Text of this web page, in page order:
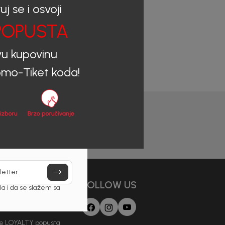
LOYALTY popusta
FOLLOW US
se i osvoji
kupovinu
Tiket koda!
i da se slažem sa